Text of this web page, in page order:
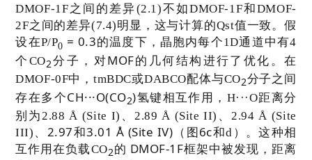
DMOF-1F之间的差异(2.1)不如DMOF-1F和 DMOF-
2F之间的差异(7.4)明显，这与计算的Qst值一致。假
设在P/P0 = 0.3的温度下，晶胞内每个1D通道中有4
个 CO2分子，对MOF的几何结构进行了优化。在
DMOF-0F中，tmBDC或DABCO配体与CO2分子之间
存在多个CH···O(CO2)氢键相互作用， H···O距离分
别为2.88 Å (Site I) 、2.89 Å (Site II) 、2.94 Å (Site
III) 、 2.97和3.01 Å (Site IV) （ 图 6c和d ）。这种相
互作用在负载CO2的 DMOF-1F框架中被发现，距离